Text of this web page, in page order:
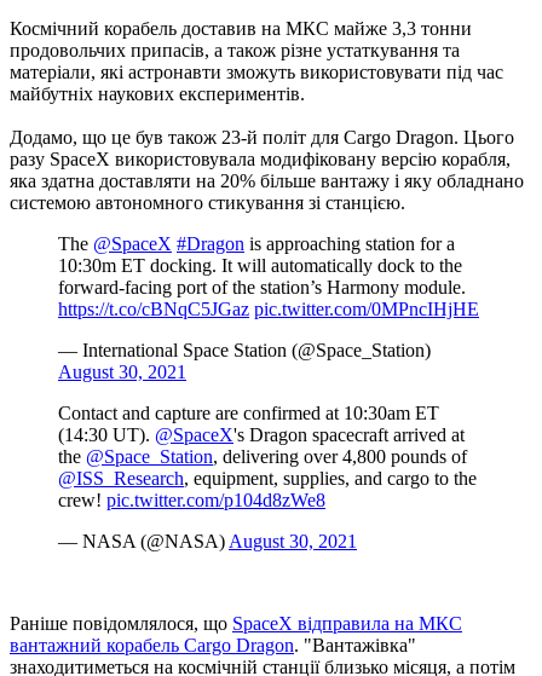
Космічний корабель доставив на МКС майже 3,3 тонни
продовольчих припасів, а також різне устаткування та
матеріали, які астронавти зможуть використовувати під час
майбутніх наукових експериментів.
Додамо, що це був також 23-й політ для Cargo Dragon. Цього
разу SpaceX використовувала модифіковану версію корабля,
яка здатна доставляти на 20% більше вантажу і яку обладнано
системою автономного стикування зі станцією.
The @SpaceX #Dragon is approaching station for a
10:30m ET docking. It will automatically dock to the
forward-facing port of the station’s Harmony module.
https://t.co/cBNqC5JGaz pic.twitter.com/0MPncIHjHE
— International Space Station (@Space_Station)
August 30, 2021
Contact and capture are confirmed at 10:30am ET
(14:30 UT). @SpaceX's Dragon spacecraft arrived at
the @Space_Station, delivering over 4,800 pounds of
@ISS_Research, equipment, supplies, and cargo to the
crew! pic.twitter.com/p104d8zWe8
— NASA (@NASA) August 30, 2021
Раніше повідомлялося, що SpaceX відправила на МКС
вантажний корабель Cargo Dragon. "Вантажівка"
знаходитиметься на космічній станції близько місяця, а потім